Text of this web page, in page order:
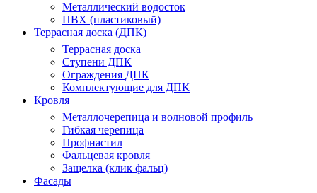
Металлический водосток
ПВХ (пластиковый)
Террасная доска (ДПК)
Террасная доска
Ступени ДПК
Ограждения ДПК
Комплектующие для ДПК
Кровля
Металлочерепица и волновой профиль
Гибкая черепица
Профнастил
Фальцевая кровля
Защелка (клик фальц)
Фасады